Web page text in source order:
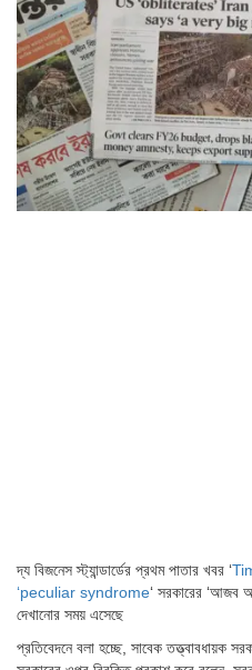
দ্য বিজনেস স্ট্যান্ডার্ডের প্রথম পাতার খবর ‘
‘peculiar syndrome‘ সরকারের ‘আজব
দেখানোর সময় এসেছে
প্রতিবেদনে বলা হচ্ছে, সাবেক তত্ত্বাবধায়ক